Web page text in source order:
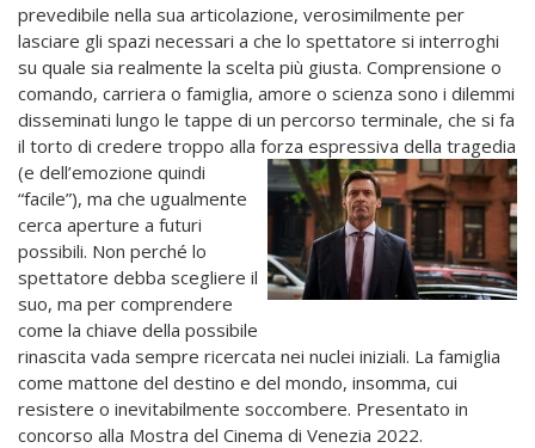
prevedibile nella sua articolazione, verosimilmente per
lasciare gli spazi necessari a che lo spettatore si interroghi
su quale sia realmente la scelta più giusta. Comprensione o
comando, carriera o famiglia, amore o scienza sono i dilemmi
disseminati lungo le tappe di un percorso terminale, che si fa
il torto di credere troppo alla forza espressiva della tragedia
(e dell’emozione quindi
“facile”), ma che ugualmente
cerca aperture a futuri
possibili. Non perché lo
spettatore debba scegliere il
suo, ma per comprendere
come la chiave della possibile
rinascita vada sempre ricercata nei nuclei iniziali. La famiglia
come mattone del destino e del mondo, insomma, cui
resistere o inevitabilmente soccombere. Presentato in
concorso alla Mostra del Cinema di Venezia 2022.